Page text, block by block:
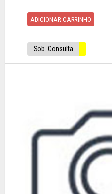
ADICIONAR CARRINHO
Sob. Consulta